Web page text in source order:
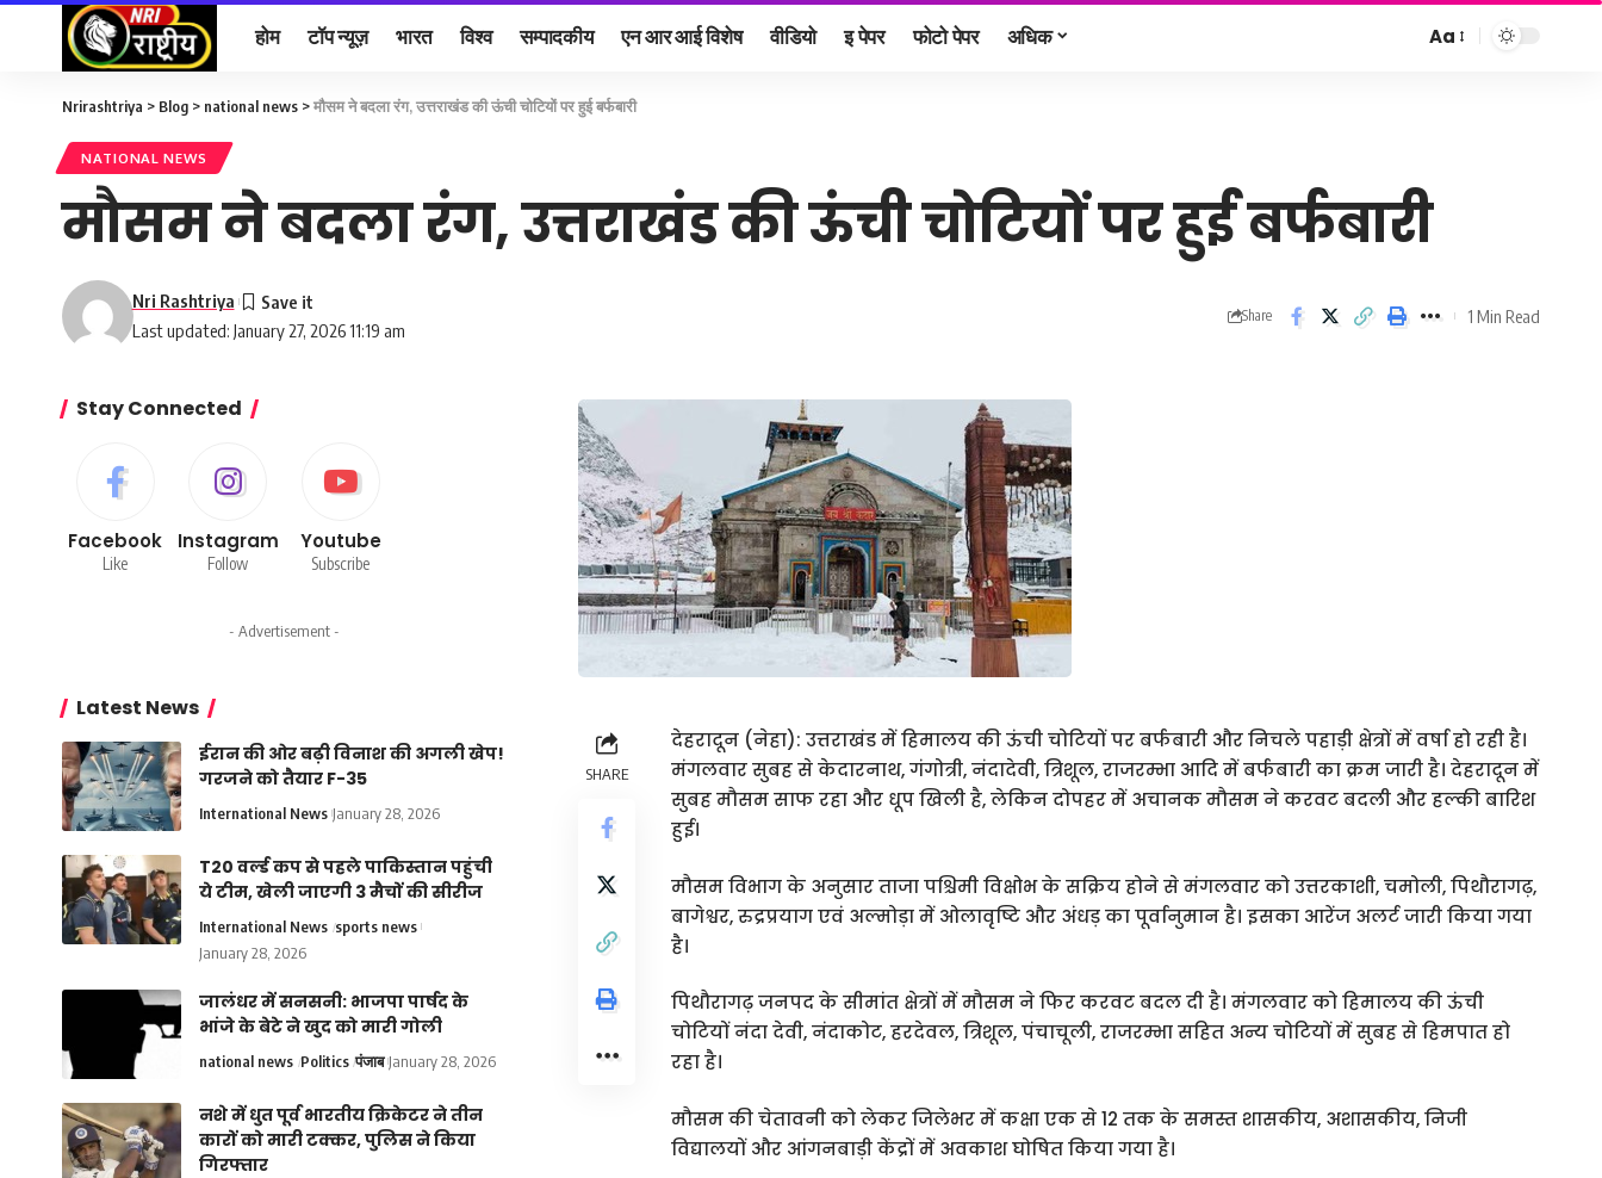
होम टॉप न्यूज़ भारत विश्व सम्पादकीय एन आर आई विशेष वीडियो इ पेपर फोटो पेपर अधिक
Font
Aa
Nrirashtriya > Blog > national news >मौसम ने बदला रंग, उत्तराखंड की ऊंची चोटियों पर हुई बर्फबारी
NATIONAL NEWS
मौसम ने बदला रंग, उत्तराखंड की ऊंची चोटियों पर हुई बर्फबारी
Last updated: January 27, 2026 11:19 am
Nri Rashtriya
Share 1 Min Read
SHARE
देहरादून (नेहा): उत्तराखंड में हिमालय की ऊंची चोटियों पर बर्फबारी और निचले पहाड़ी क्षेत्रों में वर्षा हो रही है।
मंगलवार सुबह से केदारनाथ, गंगोत्री, नंदादेवी, त्रिशूल, राजरम्भा आदि में बर्फबारी का क्रम जारी है। देहरादून में
सुबह मौसम साफ रहा और धूप खिली है, लेकिन दोपहर में अचानक मौसम ने करवट बदली और हल्की बारिश
हुई।
मौसम विभाग के अनुसार ताजा पश्चिमी विक्षोभ के सक्रिय होने से मंगलवार को उत्तरकाशी, चमोली, पिथौरागढ़,
बागेश्वर, रुद्रप्रयाग एवं अल्मोड़ा में ओलावृष्टि और अंधड़ का पूर्वानुमान है। इसका आरेंज अलर्ट जारी किया गया
है।
पिथौरागढ़ जनपद के सीमांत क्षेत्रों में मौसम ने फिर करवट बदल दी है। मंगलवार को हिमालय की ऊंची
चोटियों नंदा देवी, नंदाकोट, हरदेवल, त्रिशूल, पंचाचूली, राजरम्भा सहित अन्य चोटियों में सुबह से हिमपात हो
रहा है।
मौसम की चेतावनी को लेकर जिलेभर में कक्षा एक से 12 तक के समस्त शासकीय, अशासकीय, निजी
विद्यालयों और आंगनबाड़ी केंद्रों में अवकाश घोषित किया गया है।
Stay Connected
Facebook
Like
Instagram
Follow
Youtube
Subscribe
- Advertisement -
Latest News
ईरान की ओर बढ़ी विनाश की अगली खेप!
गरजने को तैयार F-35
International News January 28, 2026
T20 वर्ल्ड कप से पहले पाकिस्तान पहुंची
ये टीम, खेली जाएगी 3 मैचों की सीरीज
International News sports news
January 28, 2026
जालंधर में सनसनी: भाजपा पार्षद के
भांजे के बेटे ने खुद को मारी गोली
national news Politics पंजाब January 28, 2026
नशे में धुत पूर्व भारतीय क्रिकेटर ने तीन
कारों को मारी टक्कर, पुलिस ने किया
गिरफ्तार